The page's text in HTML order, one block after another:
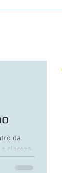
da
clareza